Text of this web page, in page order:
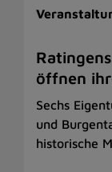
öffnen
Sechs
und
historische